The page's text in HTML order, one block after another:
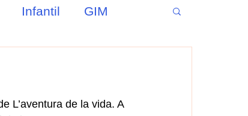
Infantil GIM
L’aventura de la vida. A